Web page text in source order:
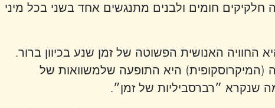
חומים ולבנים מתנגשים אחד בשני בכל מיני
האנושית הפשוטה של זמן שנע בכיוון ברור.
היא התופעה שלמשוואות של
שנקרא ״רברסביליות של זמן״.